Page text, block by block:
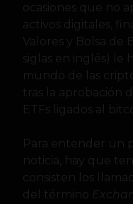
ocasiones que no
activos digitales,
Valores y Bolsa de
siglas en inglés) le
mundo de las
tras la aprobación
ETFs ligados al
Para entender un
noticia, hay que
consisten los
del término